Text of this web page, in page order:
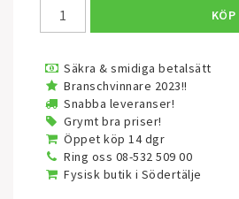
KÖP
Säkra & smidiga betalsätt
Branschvinnare 2023!!
Snabba leveranser!
Grymt bra priser!
Öppet köp 14 dgr
Ring oss 08-532 509 00
Fysisk butik i Södertälje